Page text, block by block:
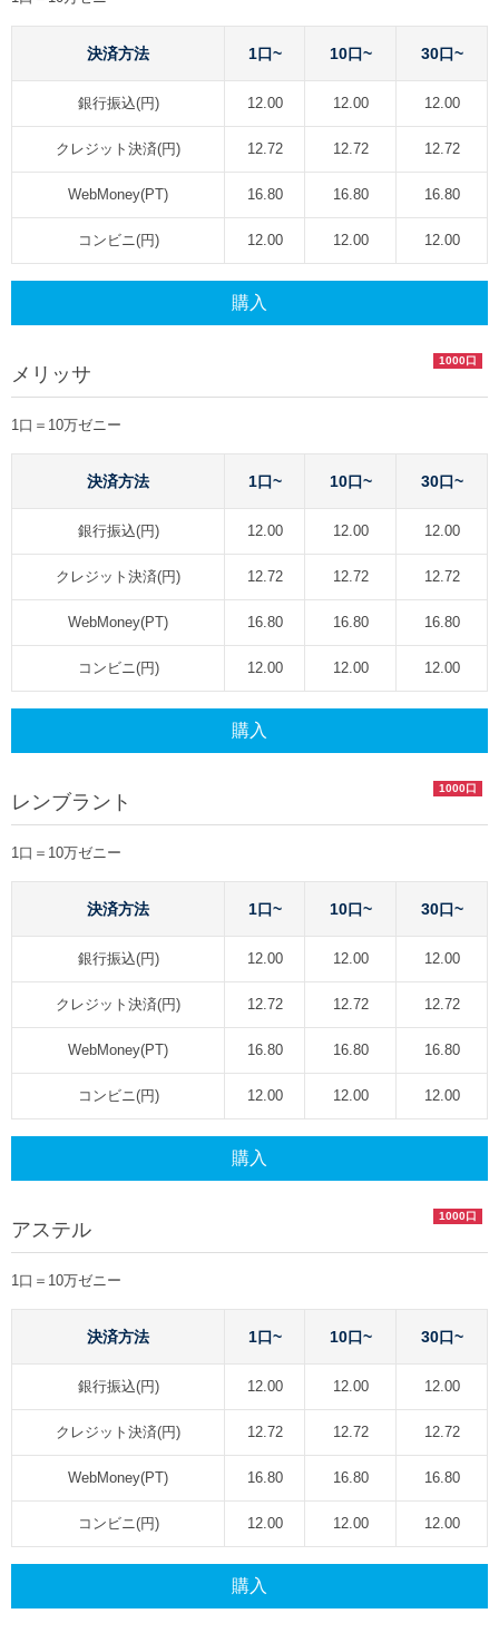
決済方法 1口~ 10口~ 30口~
銀行振込(円) 12.00 12.00 12.00
クレジット決済(円) 12.72 12.72 12.72
WebMoney(PT) 16.80 16.80 16.80
コンビニ(円) 12.00 12.00 12.00
購入
1000口
メリッサ
1口＝10万ゼニー
決済方法 1口~ 10口~ 30口~
銀行振込(円) 12.00 12.00 12.00
クレジット決済(円) 12.72 12.72 12.72
WebMoney(PT) 16.80 16.80 16.80
コンビニ(円) 12.00 12.00 12.00
購入
1000口
レンブラント
1口＝10万ゼニー
決済方法 1口~ 10口~ 30口~
銀行振込(円) 12.00 12.00 12.00
クレジット決済(円) 12.72 12.72 12.72
WebMoney(PT) 16.80 16.80 16.80
コンビニ(円) 12.00 12.00 12.00
購入
1000口
アステル
1口＝10万ゼニー
決済方法 1口~ 10口~ 30口~
銀行振込(円) 12.00 12.00 12.00
クレジット決済(円) 12.72 12.72 12.72
WebMoney(PT) 16.80 16.80 16.80
コンビニ(円) 12.00 12.00 12.00
購入